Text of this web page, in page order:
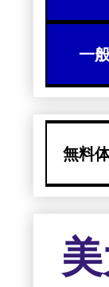
一
無料